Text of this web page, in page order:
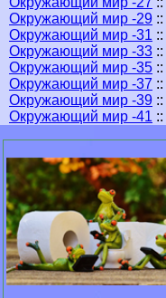
Окружающий мир -29 ::
Окружающий мир -31 ::
Окружающий мир -33 ::
Окружающий мир -35 ::
Окружающий мир -37 ::
Окружающий мир -39 ::
Окружающий мир -41 ::